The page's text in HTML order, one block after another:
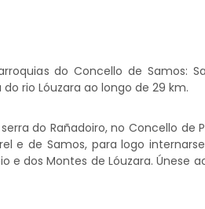
do Concello de Samos:
rio Lóuzara ao longo de 29 km.
do Rañadoiro, no Concello de
e de Samos, para logo
dos Montes de Lóuzara. Únese